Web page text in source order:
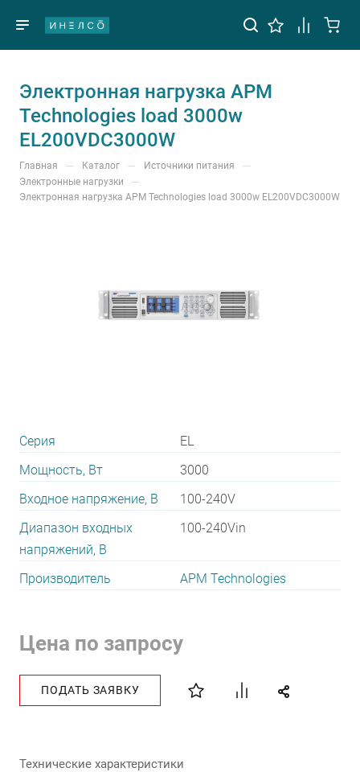
Электронная нагрузка APM
Technologies load 3000w
EL200VDC3000W
Главная — Каталог — Источники питания —
Электронные нагрузки —
Электронная нагрузка APM Technologies load 3000w EL200VDC3000W
Серия
EL
Мощность, Вт
3000
Входное напряжение, В
100-240V
Диапазон входных
напряжений, В
100-240Vin
Производитель APM Technologies
Цена по запросу
ПОДАТЬ ЗАЯВКУ
Технические характеристики